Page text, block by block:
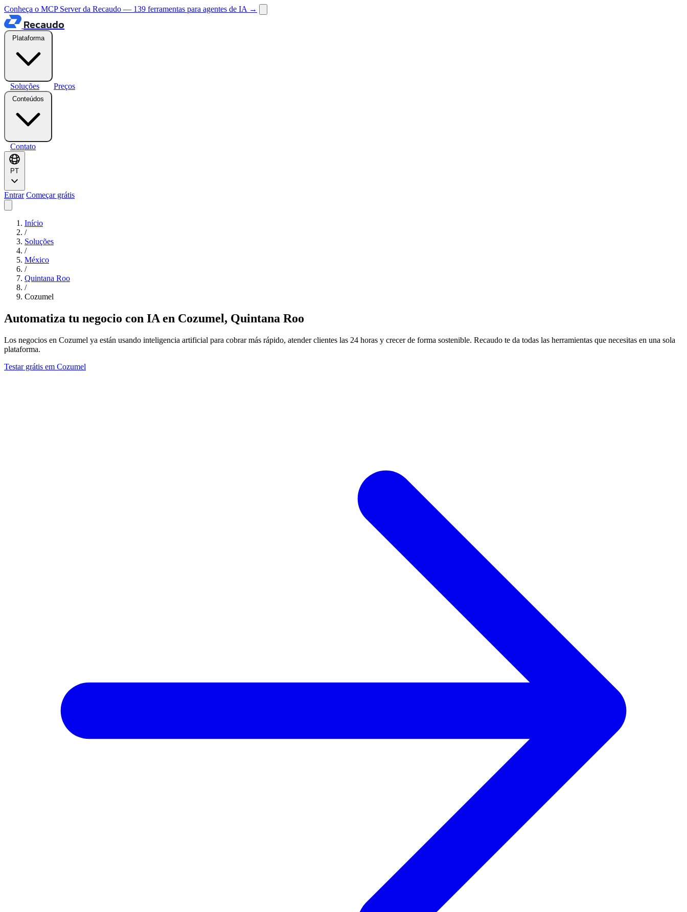
Conheça o MCP Server da Recaudo — 139 ferramentas para agentes de IA →
Recaudo
Plataforma
Soluções Preços
Conteúdos
Contato
PT
Entrar Começar grátis
Início
/
Soluções
/
México
/
Quintana Roo
/
Cozumel
Automatiza tu negocio con IA en Cozumel, Quintana Roo
Los negocios en Cozumel ya están usando inteligencia artificial para cobrar más rápido, atender clientes las 24 horas y crecer de forma sostenible. Recaudo te da todas las herramientas que necesitas en una sola
plataforma.
Testar grátis em Cozumel